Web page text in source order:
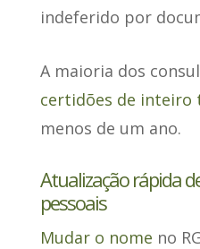
indeferido por
A maioria dos
certidões de inteiro
menos de um ano.
Atualização rápida
pessoais
Mudar o nome no